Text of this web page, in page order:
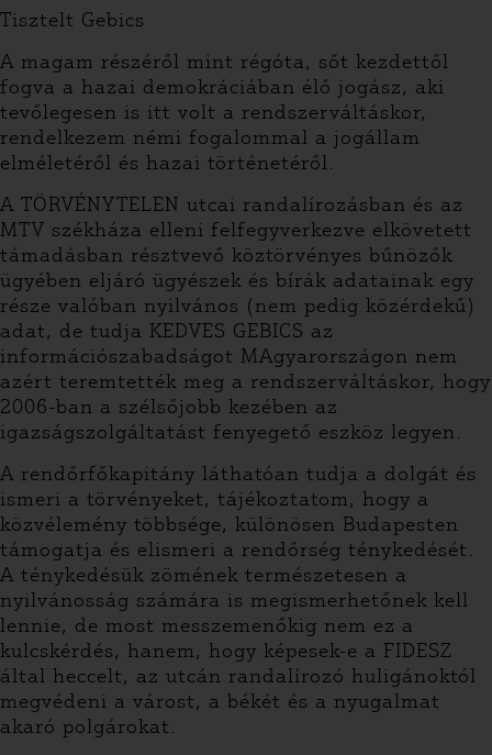
Tisztelt Gebics
A magam részéről mint régóta, sőt kezdettől
fogva a hazai demokráciában élő jogász, aki
tevőlegesen is itt volt a rendszerváltáskor,
rendelkezem némi fogalommal a jogállam
elméletéről és hazai történetéről.
A TÖRVÉNYTELEN utcai randalírozásban és az
MTV székháza elleni felfegyverkezve elkövetett
támadásban résztvevő köztörvényes bűnözők
ügyében eljáró ügyészek és bírák adatainak egy
része valóban nyilvános (nem pedig közérdekű)
adat, de tudja KEDVES GEBICS az
információszabadságot MAgyarországon nem
azért teremtették meg a rendszerváltáskor, hogy
2006-ban a szélsőjobb kezében az
igazságszolgáltatást fenyegető eszköz legyen.
A rendőrfőkapitány láthatóan tudja a dolgát és
ismeri a törvényeket, tájékoztatom, hogy a
közvélemény többsége, különösen Budapesten
támogatja és elismeri a rendőrség ténykedését.
A ténykedésük zömének természetesen a
nyilvánosság számára is megismerhetőnek kell
lennie, de most messzemenőkig nem ez a
kulcskérdés, hanem, hogy képesek-e a FIDESZ
által heccelt, az utcán randalírozó huligánoktól
megvédeni a várost, a békét és a nyugalmat
akaró polgárokat.